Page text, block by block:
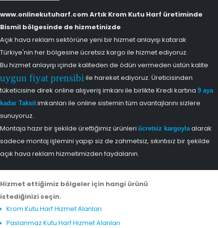
www.onlinekutuharf.com Artık Krom Kutu Harf üretiminde
Bismil bölgesinde de hizmetinizde
Açık hava reklam sektörüne yeni bir hizmet anlayışı katarak
Türkiye'nin her bölgesine ücretsiz kargo ile hizmet ediyoruz.
Bu hizmet anlayışı içinde kaliteden de ödün vermeden üstün kalite
uygun fiyat prensibi ile hareket ediyoruz. Üreticisinden
tüketicisine direk online alışveriş imkanı ile birlikte Kredi kartına 9 aya
kadar Taksitimkanları ile online sistemin tüm avantajlarını sizlere
sunuyoruz.
Montaja hazır bir şekilde ürettiğimiz ürünleri ücretsiz kargoylaalarak
sadece montaj işlemini yapıp siz de zahmetsiz, sıkıntısız bir şekilde
açık hava reklam hizmetimizden faydalanın.
Hizmet ettiğimiz bölgeler için hangi ürünü
istediğinizi seçin.
Krom Kutu Harf Hizmet Alanları
Paslanmaz Kutu Harf Hizmet Alanları